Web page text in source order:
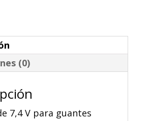
(0)
7,4 V para guantes